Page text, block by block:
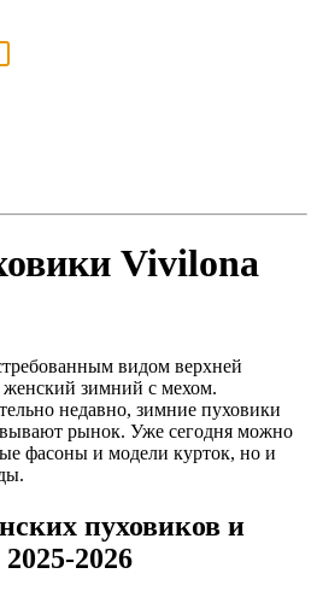
Vivilona
видом верхней
женский зимний с мехом.
недавно, зимние пуховики
рынок. Уже сегодня можно
фасоны и модели курток, но и
пуховиков и
2026